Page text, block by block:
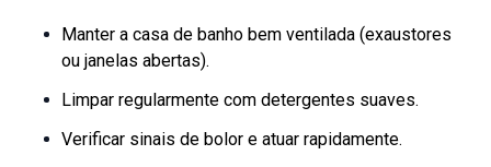
Manter a casa de banho bem ventilada (exaustores
ou janelas abertas).
Limpar regularmente com detergentes suaves.
Verificar sinais de bolor e atuar rapidamente.